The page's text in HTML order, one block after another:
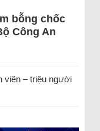
bỗng chốc
Công An
viên – triệu người